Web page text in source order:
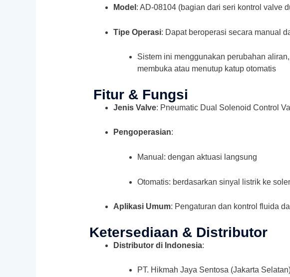
Model : AD‑08104 (bagian dari seri kontrol valve
Tipe Operasi: Dapat beroperasi secara manual
Sistem ini menggunakan perubahan
membuka atau menutup katup otomatis
Fitur & Fungsi
Jenis Valve: Pneumatic Dual Solenoid Control
Pengoperasian:
Manual: dengan aktuasi langsung
Otomatis: berdasarkan sinyal listrik ke
Aplikasi Umum: Pengaturan dan kontrol fluida
Ketersediaan & Distributor
Distributor di Indonesia:
PT. Hikmah Jaya Sentosa (Jakarta